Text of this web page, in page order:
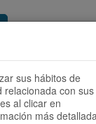
Registra't ara
sus hábitos de
relacionada con sus
al clicar en
más